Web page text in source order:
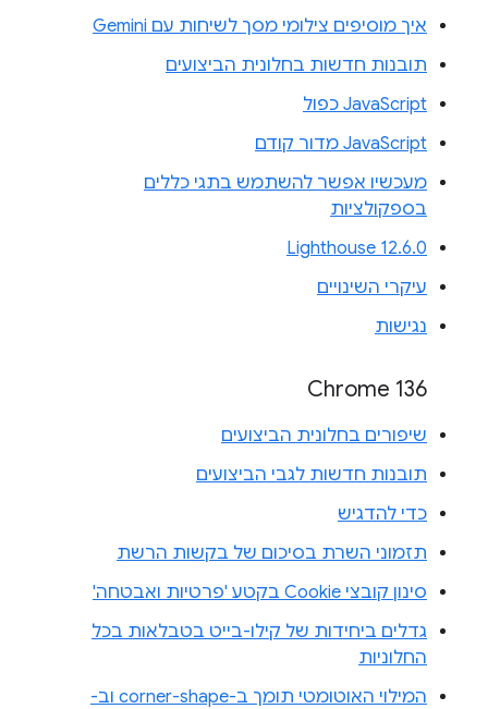
איך מוסיפים צילומי מסך לשיחות עם Gemini
תובנות חדשות בחלונית הביצועים
JavaScript כפול
JavaScript מדור קודם
מעכשיו אפשר להשתמש בתגי כללים
בספקולציות
Lighthouse 12.6.0
עיקרי השינויים
נגישות
Chrome 136
שיפורים בחלונית הביצועים
תובנות חדשות לגבי הביצועים
כדי להדגיש
תזמוני השרת בסיכום של בקשות הרשת
סינון קובצי Cookie בקטע 'פרטיות ואבטחה'
גדלים ביחידות של קילו-בייט בטבלאות בכל
החלוניות
המילוי האוטומטי תומך ב-corner-shape וב-